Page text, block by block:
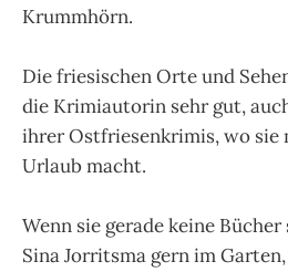
Krummhörn.
Die friesischen Orte und
die Krimiautorin sehr gut,
ihrer Ostfriesenkrimis, wo
Urlaub macht.
Wenn sie gerade keine
Sina Jorritsma gern im